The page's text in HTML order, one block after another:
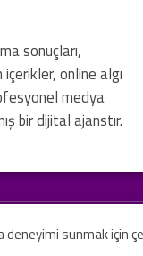
sonuçları,
online algı
medya
bir dijital ajanstır.
hiçbiri resmi
tavsiye olarak
sunmak için